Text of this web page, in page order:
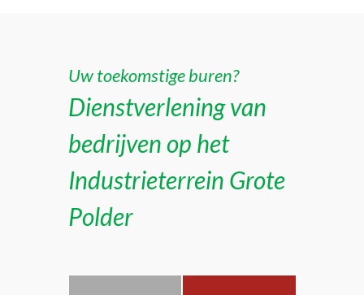
Uw toekomstige buren?
Dienstverlening van
bedrijven op het
Industrieterrein Grote
Polder